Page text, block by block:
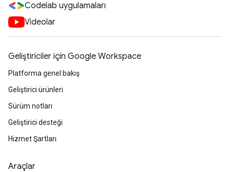
Codelab uygulamaları
Videolar
Geliştiriciler için Google Workspace
Platforma genel bakış
Geliştirici ürünleri
Sürüm notları
Geliştirici desteği
Hizmet Şartları
Araçlar